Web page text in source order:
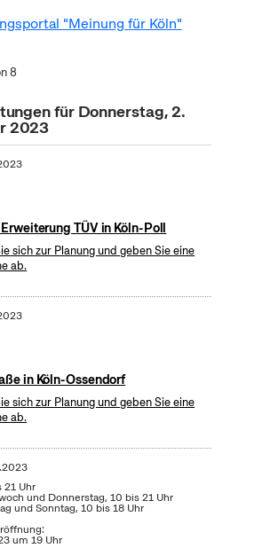
"Meinung für Köln"
8
für Donnerstag, 2.
2023
TÜV in Köln-Poll
sich zur Planung und geben Sie eine
ab.
in Köln-Ossendorf
sich zur Planung und geben Sie eine
ab.
21 Uhr
und Donnerstag, 10 bis 21 Uhr
und Sonntag, 10 bis 18 Uhr
um 19 Uhr